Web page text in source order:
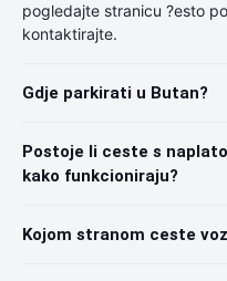
pogledajte stranicu ?esto
kontaktirajte.
Gdje parkirati u Butan?
Postoje li ceste s
kako funkcioniraju?
Kojom stranom ceste